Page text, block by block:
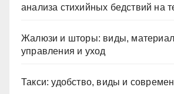
анализа стихийных бедствий на
Жалюзи и шторы: виды,
управления и уход
Такси: удобство, виды и